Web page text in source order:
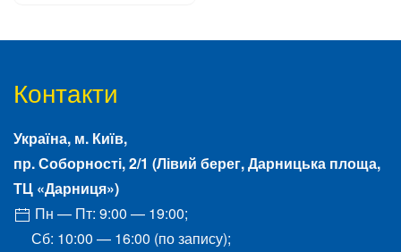
Контакти
Україна, м. Київ,
пр. Соборності, 2/1 (Лівий берег, Дарницька площа,
ТЦ «Дарниця»)
Пн — Пт: 9:00 — 19:00;
Сб: 10:00 — 16:00 (по запису);